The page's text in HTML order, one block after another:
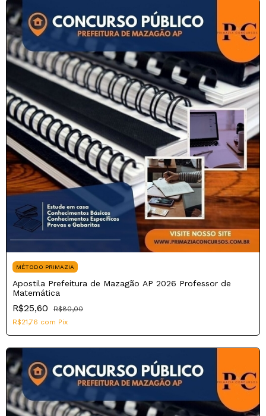
MÉTODO PRIMAZIA
Apostila Prefeitura de Mazagão AP 2026 Professor de
Matemática
R$25,60
R$80,00
R$21,76 com Pix